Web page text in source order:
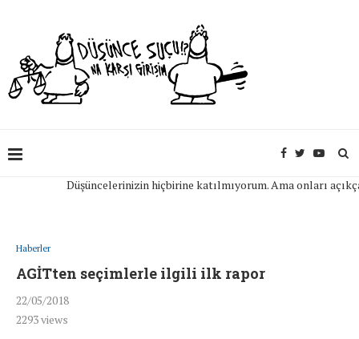
Düşüncelerinizin hiçbirine katılmıyorum. Ama onları açıkça
Haberler
AGİTten seçimlerle ilgili ilk rapor
22/05/2018
2293views